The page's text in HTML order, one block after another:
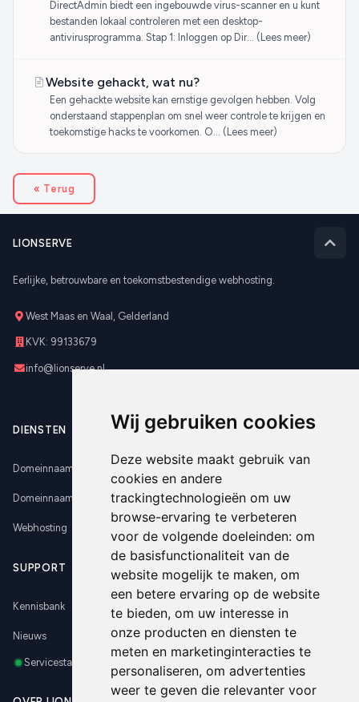
Wij gebruiken cookies
Deze website maakt gebruik van
cookies en andere
trackingtechnologieën om uw
browse-ervaring te verbeteren
voor de volgende doeleinden: om
de basisfunctionaliteit van de
website mogelijk te maken, om
een betere ervaring op de website
te bieden, om uw interesse in
onze producten en diensten te
meten en marketinginteracties te
personaliseren, om advertenties
weer te geven die relevanter voor
DirectAdmin biedt een ingebouwde virus-scanner en u kunt
bestanden lokaal controleren met een desktop-
antivirusprogramma. Stap 1: Inloggen op Dir… (Lees meer)
Website gehackt, wat nu?
Een gehackte website kan ernstige gevolgen hebben. Volg
onderstaand stappenplan om snel weer controle te krijgen en
toekomstige hacks te voorkomen. O… (Lees meer)
« Terug
LIONSERVE
Eerlijke, betrouwbare en toekomstbestendige webhosting.
West Maas en Waal, Gelderland
KVK: 99133679
info@lionserve.nl
DIENSTEN
Domeinnaam registreren
Domeinnaam verhuizen
Webhosting
SUPPORT
Kennisbank
Nieuws
Servicestatus